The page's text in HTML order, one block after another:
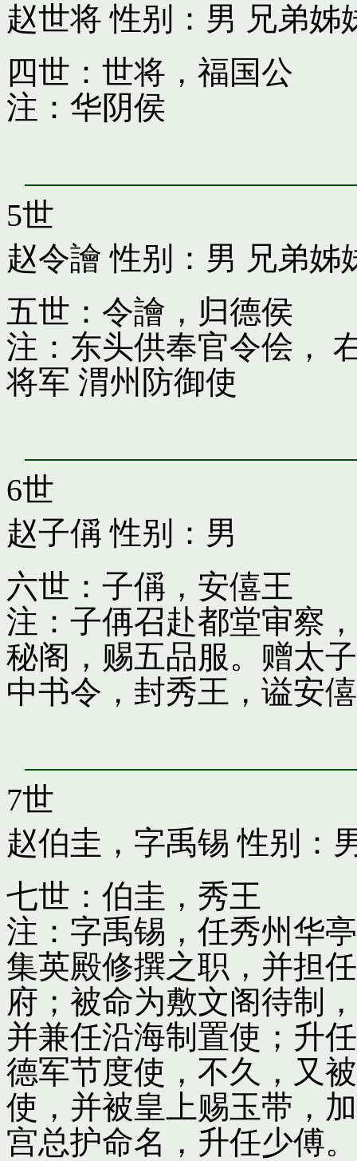
赵世将 性别：男 兄弟姊
四世：世将，福国公
注：华阴侯
5世
赵令譮 性别：男 兄弟姊
五世：令譮，归德侯
注：东头供奉官令侩，
将军 渭州防御使
6世
赵子偁 性别：男
六世：子偁，安僖王
注：子侢召赴都堂审察
秘阁，赐五品服。赠太
中书令，封秀王，谥安
7世
赵伯圭，字禹锡 性别：
七世：伯圭，秀王
注：字禹锡，任秀州华
集英殿修撰之职，并担
府；被命为敷文阁待制
并兼任沿海制置使；升
德军节度使，不久，又
使，并被皇上赐玉带，
宫总护命名，升任少傅